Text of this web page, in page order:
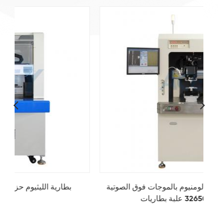
التلقائي آلة الأسلاك الألومنيوم بالموجات فوق الصوتية
ل 21700 32650 علبة بطاريات